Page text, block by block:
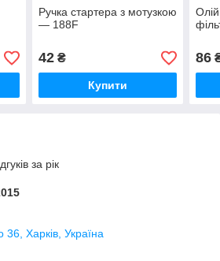
Ручка стартера з мотузкою
— 188F
42₴
Купити
86
за рік
36, Харків, Україна